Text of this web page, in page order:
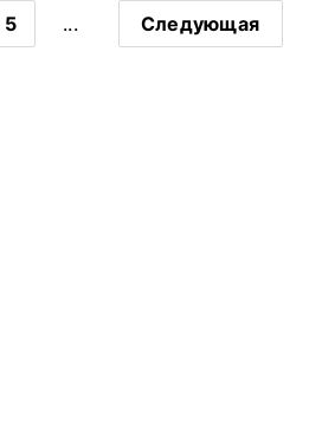
5 ... Следующая